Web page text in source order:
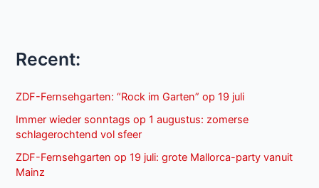
Recent:
ZDF-Fernsehgarten: “Rock im Garten” op 19 juli
Immer wieder sonntags op 1 augustus: zomerse
schlagerochtend vol sfeer
ZDF-Fernsehgarten op 19 juli: grote Mallorca-party vanuit
Mainz